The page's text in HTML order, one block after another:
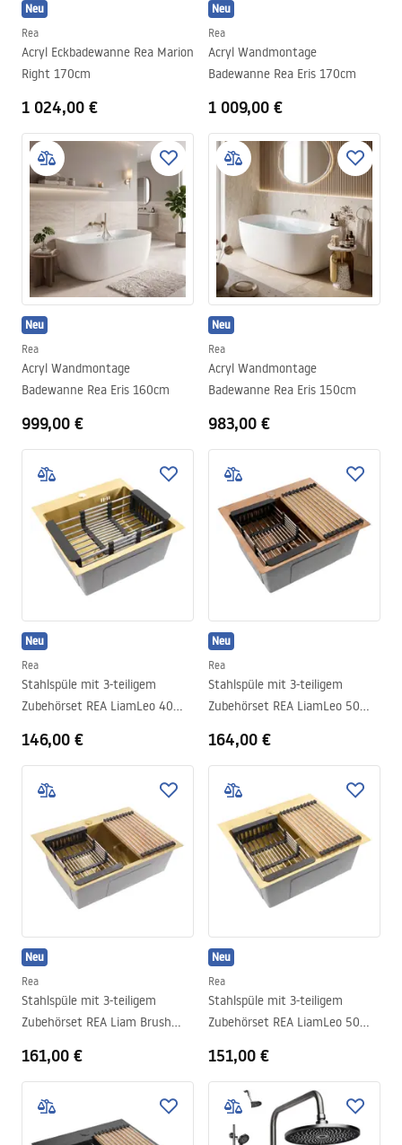
Neu
Rea
Acryl Eckbadewanne Rea Marion
Right 170cm
1 024,00 €
Neu
Rea
Acryl Wandmontage
Badewanne Rea Eris 170cm
1 009,00 €
Neu
Rea
Acryl Wandmontage
Badewanne Rea Eris 160cm
999,00 €
Neu
Rea
Acryl Wandmontage
Badewanne Rea Eris 150cm
983,00 €
Neu
Rea
Stahlspüle mit 3-teiligem
Zubehörset REA LiamLeo 40
146,00 €
Neu
Rea
Stahlspüle mit 3-teiligem
Zubehörset REA LiamLeo 50
164,00 €
Neu
Rea
Stahlspüle mit 3-teiligem
Zubehörset REA Liam Brush
161,00 €
Neu
Rea
Stahlspüle mit 3-teiligem
Zubehörset REA LiamLeo 50
151,00 €